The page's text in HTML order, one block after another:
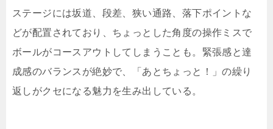
ステージには坂道、段差、狭い通路、落下ポイントな
どが配置されており、ちょっとした角度の操作ミスで
ボールがコースアウトしてしまうことも。緊張感と達
成感のバランスが絶妙で、「あとちょっと！」の繰り
返しがクセになる魅力を生み出している。